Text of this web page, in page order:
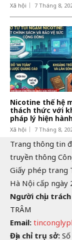
Xã hội 7 Tháng 8,
Nicotine thế hệ
thách thức với
pháp lý hiện
Xã hội 7 Tháng 8,
Trang thông tin
truyền thông
Giấy phép trang
Hà Nội cấp ngày
Người chịu
TRÂM
Email:
Địa chỉ trụ sở: